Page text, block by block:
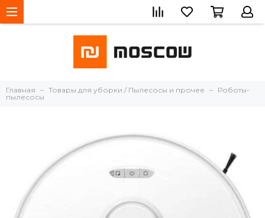
Главная Товары для уборки / Пылесосы и прочее
Роботы-
пылесосы